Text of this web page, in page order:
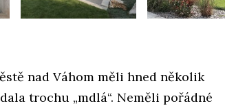
nad Váhom měli hned několik
trochu „mdlá“. Neměli pořádné